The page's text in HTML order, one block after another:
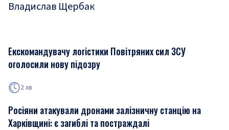
Владислав Щербак
Екскомандувачу логістики Повітряних сил ЗСУ
оголосили нову підозру
2 хв
Росіяни атакували дронами залізничну станцію на
Харківщині: є загиблі та постраждалі